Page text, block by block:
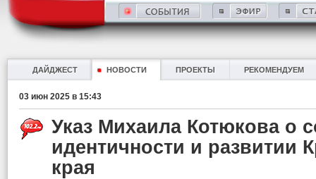
ДАЙДЖЕСТ НОВОСТИ ПРОЕКТЫ РЕКОМЕНДУЕМ
03 июн 2025 в 15:43
Указ Михаила Котюкова о
идентичности и развитии
края